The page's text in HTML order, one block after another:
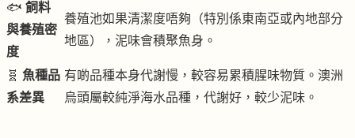
🐟 飼料
與養殖密
度
養殖池如果清潔度唔夠（特別係東南亞或內地部分
地區），泥味會積聚魚身。
🧬 魚種品
系差異
有啲品種本身代謝慢，較容易累積腥味物質。澳洲
烏頭屬較純淨海水品種，代謝好，較少泥味。